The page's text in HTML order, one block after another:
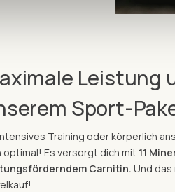
Leistung
Sport-
Training oder körperlich
optimal! Es versorgt dich mit 11
Carnitin. Und das